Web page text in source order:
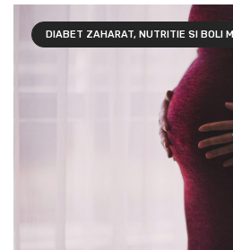
DIABET ZAHARAT, NUTRITIE SI BOLI